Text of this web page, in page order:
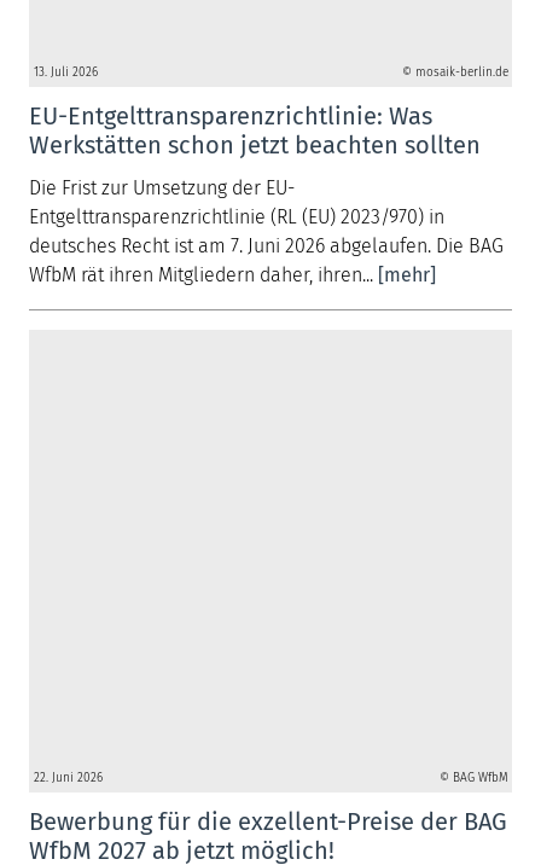
13. Juli 2026 © mosaik-berlin.de
EU-Entgelttransparenzrichtlinie: Was
Werkstätten schon jetzt beachten sollten
Die Frist zur Umsetzung der EU-
Entgelttransparenzrichtlinie (RL (EU) 2023/970) in
deutsches Recht ist am 7. Juni 2026 abgelaufen. Die BAG
WfbM rät ihren Mitgliedern daher, ihren... [mehr]
22. Juni 2026 © BAG WfbM
Bewerbung für die exzellent-Preise der BAG
WfbM 2027 ab jetzt möglich!